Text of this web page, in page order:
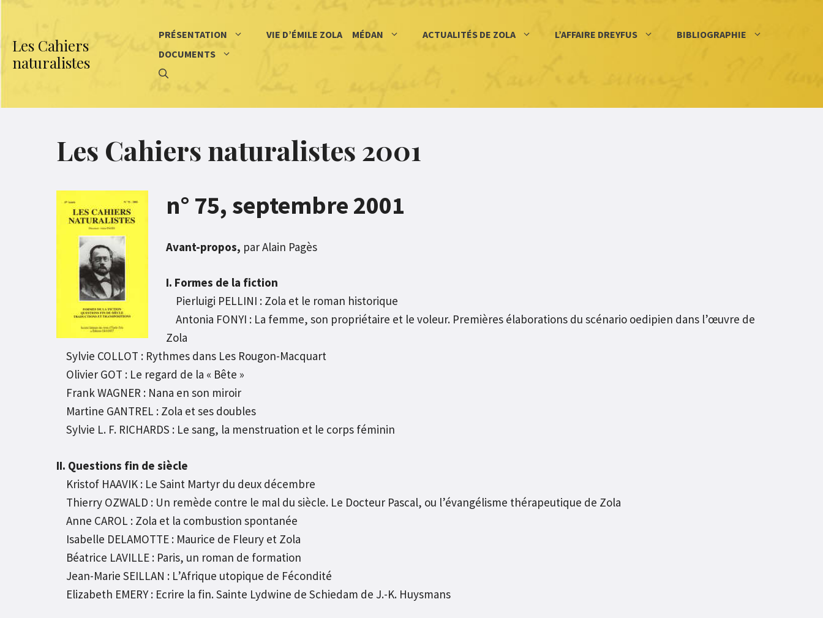
contenu
Les Cahiers
naturalistes
PRÉSENTATION VIE D’ÉMILE ZOLA MÉDAN ACTUALITÉS DE ZOLA L’AFFAIRE DREYFUS
BIBLIOGRAPHIE
DOCUMENTS
Les Cahiers naturalistes 2001
n° 75, septembre 2001
Avant-propos, par Alain Pagès
I. Formes de la fiction
Pierluigi PELLINI : Zola et le roman historique
Antonia FONYI : La femme, son propriétaire et le voleur. Premières élaborations du scénario oedipien dans l’œuvre de
Zola
Sylvie COLLOT : Rythmes dans Les Rougon-Macquart
Olivier GOT : Le regard de la « Bête »
Frank WAGNER : Nana en son miroir
Martine GANTREL : Zola et ses doubles
Sylvie L. F. RICHARDS : Le sang, la menstruation et le corps féminin
II. Questions fin de siècle
Kristof HAAVIK : Le Saint Martyr du deux décembre
Thierry OZWALD : Un remède contre le mal du siècle. Le Docteur Pascal, ou l’évangélisme thérapeutique de Zola
Anne CAROL : Zola et la combustion spontanée
Isabelle DELAMOTTE : Maurice de Fleury et Zola
Béatrice LAVILLE : Paris, un roman de formation
Jean-Marie SEILLAN : L’Afrique utopique de Fécondité
Elizabeth EMERY : Ecrire la fin. Sainte Lydwine de Schiedam de J.-K. Huysmans